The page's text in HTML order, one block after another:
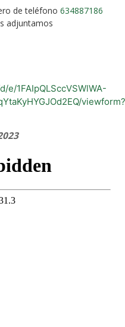
de teléfono 634887186
adjuntamos
1FAIpQLSccVSWlWA-
viewform?